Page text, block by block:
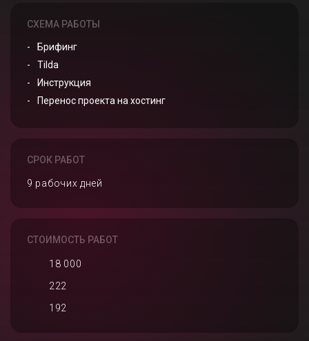
СХЕМА РАБОТЫ
Брифинг
Tilda
Инструкция
Перенос проекта на хостинг
СРОК РАБОТ
9 рабочих дней
СТОИМОСТЬ РАБОТ
18 000
222
192